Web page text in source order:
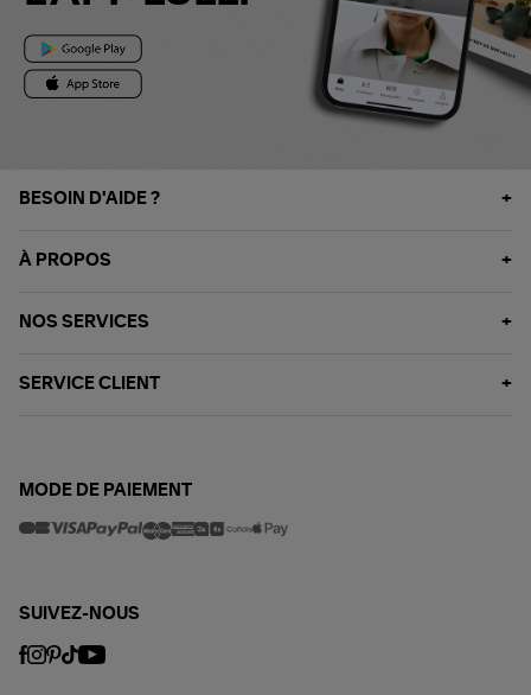
BESOIN D'AIDE ?
À PROPOS
NOS SERVICES
SERVICE CLIENT
MODE DE PAIEMENT
SUIVEZ-NOUS